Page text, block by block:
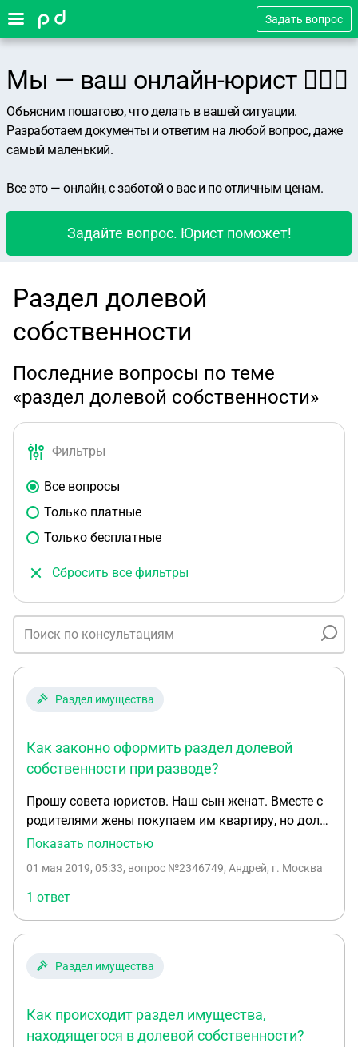
Задать вопрос
Мы — ваш онлайн-юрист 👨🏻‍⚖️
Объясним пошагово, что делать в вашей ситуации.
Разработаем документы и ответим на любой вопрос, даже
самый маленький.
Все это — онлайн, с заботой о вас и по отличным ценам.
Задайте вопрос. Юрист поможет!
Раздел долевой
собственности
Последние вопросы по теме
«раздел долевой собственности»
Фильтры
Все вопросы
Только платные
Только бесплатные
Сбросить все фильтры
Раздел имущества
Как законно оформить раздел долевой
собственности при разводе?
Прошу совета юристов. Наш сын женат. Вместе с
родителями жены покупаем им квартиру, но доли
не будут равными: у нас 3/4, у них 1/4 (больше
супругов в этих долях. В случае развода не может
возникнуть проблем с пересмотром долей? Не
будет ли считаться эта купленная квартира их
общей собственностью? И ещё, как можно будет
захочет свою долю продавать и будет
этично так рассуждать, но жизнь иногда
преподносит сюрпризы, и к ним нужно быть
Показать полностью
01 мая 2019, 05:33, вопрос №2346749, Андрей, г. Москва
1 ответ
Раздел имущества
Как происходит раздел имущества,
находящегося в долевой собственности?